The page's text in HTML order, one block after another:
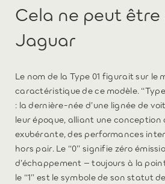
Cela ne peut être
Jaguar
Le nom de la Type 01 figurait sur le
caractéristique de ce modèle.
: la dernière-née d’une lignée de
leur époque, alliant une conception
exubérante, des performances
hors pair. Le “0” signifie zéro
d’échappement – toujours à la
le “1” est le symbole de son statut